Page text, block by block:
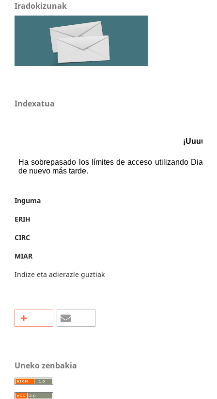
Iradokizunak
Indexatua
Inguma
ERIH
CIRC
MIAR
Indize eta adierazle guztiak
Uneko zenbakia